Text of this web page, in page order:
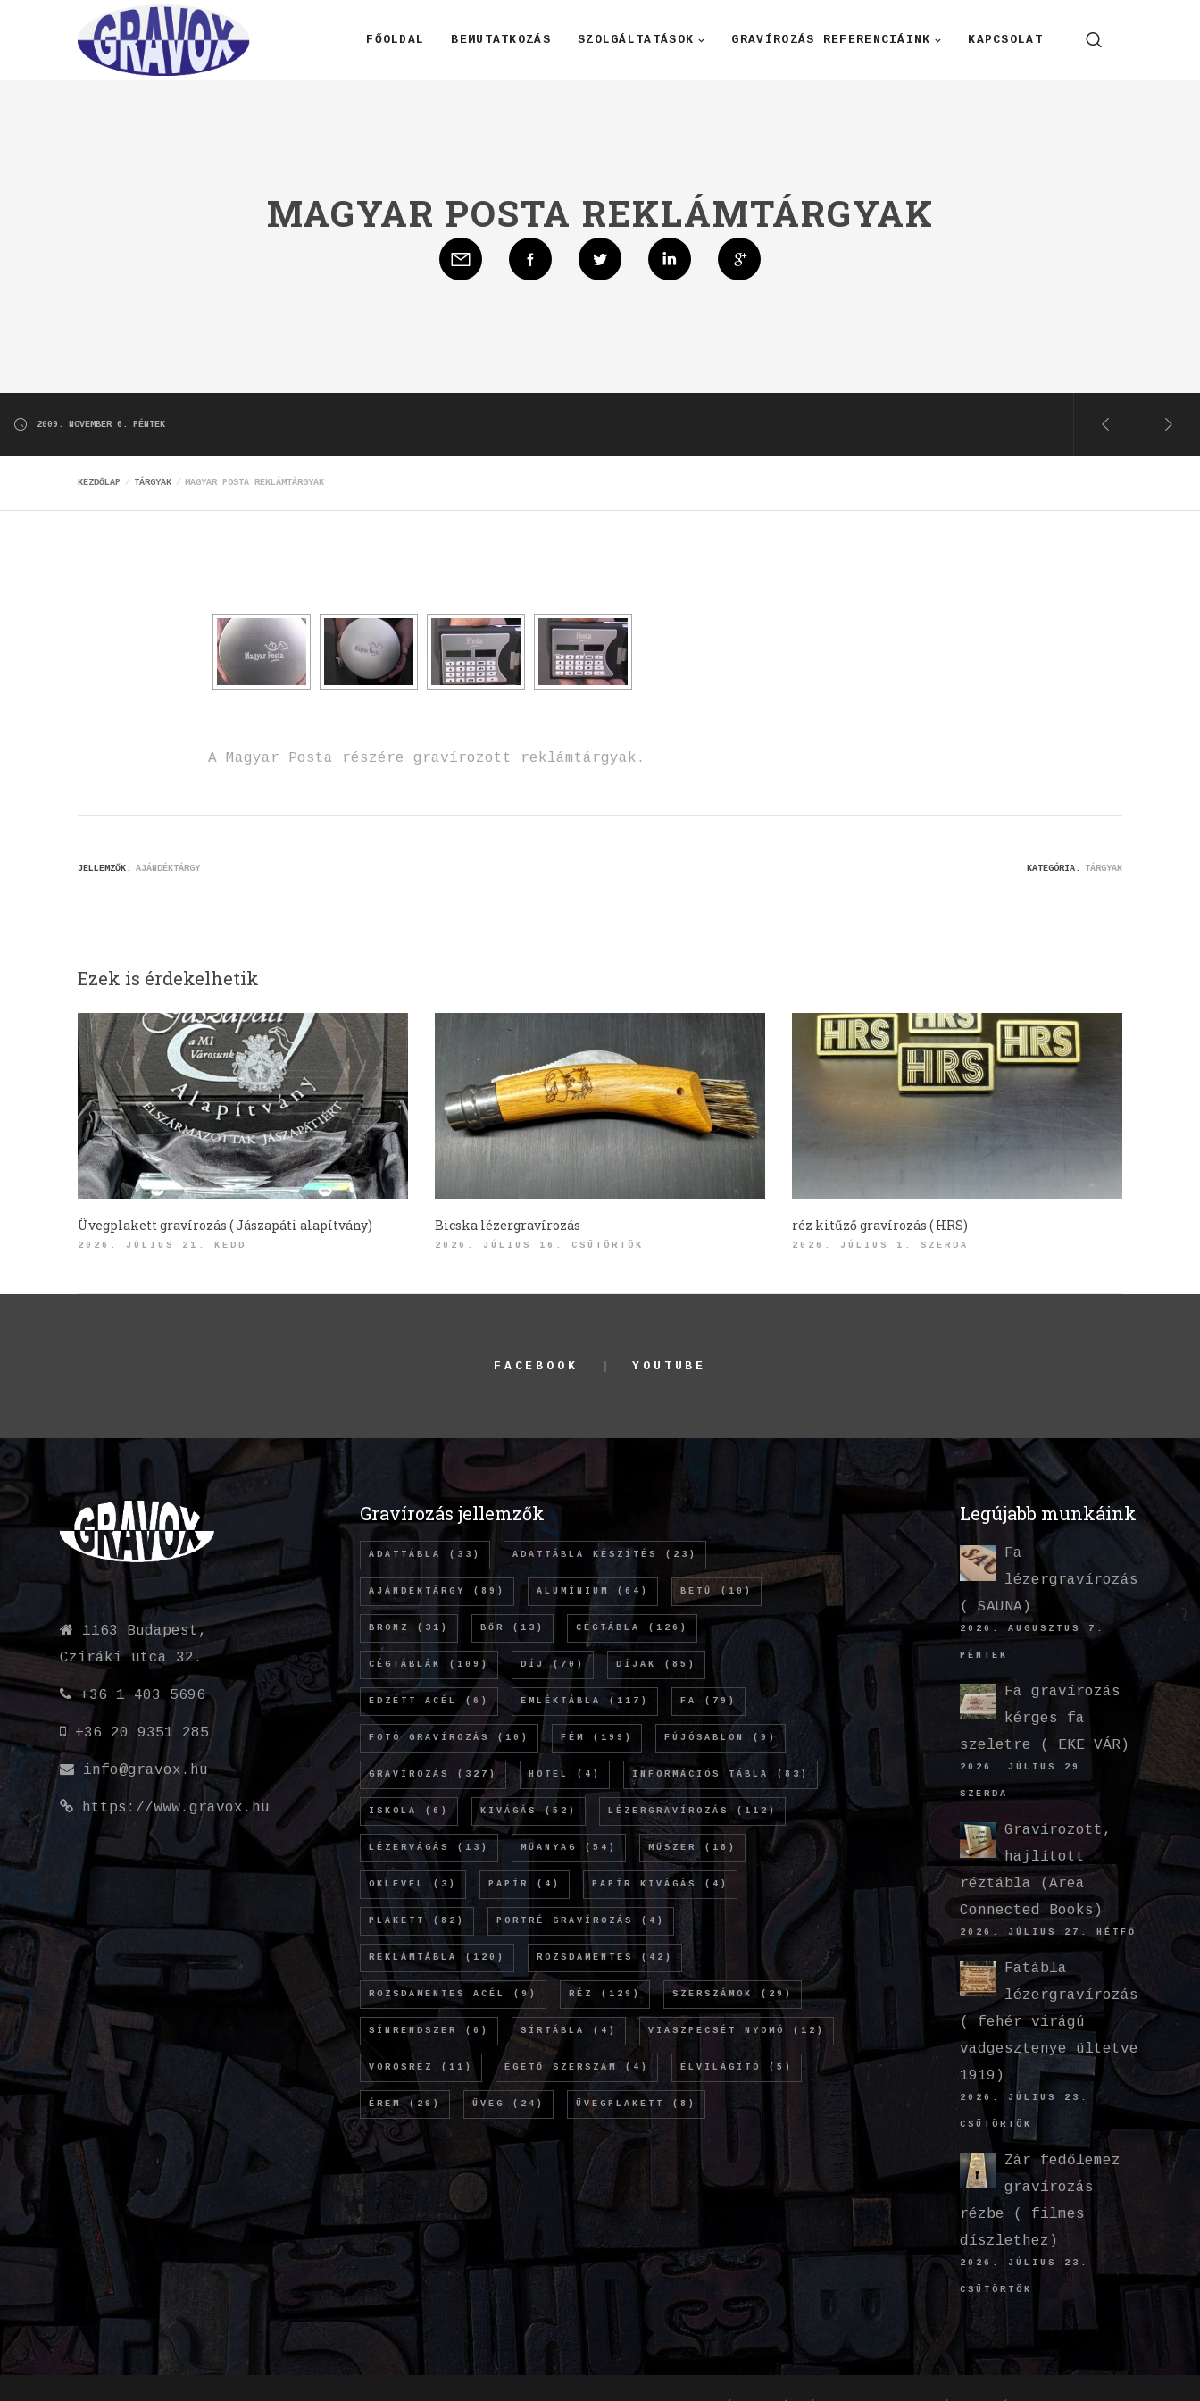
FŐOLDAL BEMUTATKOZÁS SZOLGÁLTATÁSOK GRAVÍROZÁS REFERENCIÁINK KAPCSOLAT
MAGYAR POSTA REKLÁMTÁRGYAK
2009. NOVEMBER 6. PÉNTEK
KEZDŐLAP TÁRGYAK MAGYAR POSTA REKLÁMTÁRGYAK
A Magyar Posta részére gravírozott reklámtárgyak.
JELLEMZŐK: AJÁNDÉKTÁRGY KATEGÓRIA: TÁRGYAK
Ezek is érdekelhetik
Üvegplakett gravírozás ( Jászapáti alapítvány)
2026. JÚLIUS 21. KEDD
Bicska lézergravírozás
2026. JÚLIUS 16. CSÜTÖRTÖK
réz kitűző gravírozás ( HRS)
2026. JÚLIUS 1. SZERDA
FACEBOOK YOUTUBE
1163 Budapest,
Cziráki utca 32.
+36 1 403 5696
+36 20 9351 285
info@gravox.hu
https://www.gravox.hu
Gravírozás jellemzők
ADATTÁBLA (33) ADATTÁBLA KÉSZÍTÉS (23)
AJÁNDÉKTÁRGY (89) ALUMÍNIUM (64) BETŰ (10)
BRONZ (31) BŐR (13) CÉGTÁBLA (126)
CÉGTÁBLÁK (109) DÍJ (70) DÍJAK (85)
EDZETT ACÉL (6) EMLÉKTÁBLA (117) FA (79)
FOTÓ GRAVÍROZÁS (10) FÉM (199) FÚJÓSABLON (9)
GRAVÍROZÁS (327) HOTEL (4) INFORMÁCIÓS TÁBLA (83)
ISKOLA (6) KIVÁGÁS(52) LÉZERGRAVÍROZÁS (112)
LÉZERVÁGÁS (13) MŰANYAG (54) MŰSZER (18)
OKLEVÉL (3) PAPÍR (4) PAPÍR KIVÁGÁS (4)
PLAKETT(82) PORTRÉ GRAVÍROZÁS (4)
REKLÁMTÁBLA (120) ROZSDAMENTES (42)
ROZSDAMENTES ACÉL (9) RÉZ (129) SZERSZÁMOK (29)
SÍNRENDSZER (6) SÍRTÁBLA (4) VIASZPECSÉT NYOMÓ (12)
VÖRÖSRÉZ (11) ÉGETŐ SZERSZÁM (4) ÉLVILÁGÍTÓ (5)
ÉREM(29) ÜVEG (24) ÜVEGPLAKETT (8)
Legújabb munkáink
Fa
lézergravírozás
( SAUNA)
2026. AUGUSZTUS 7.
PÉNTEK
Fa gravírozás
kérges fa
szeletre ( EKE VÁR)
2026. JÚLIUS 29.
SZERDA
Gravírozott,
hajlított
réztábla (Area
Connected Books)
2026. JÚLIUS 27. HÉTFŐ
Fatábla
lézergravírozás
( fehér virágú
vadgesztenye ültetve
1919)
2026. JÚLIUS 23.
CSÜTÖRTÖK
Zár fedőlemez
gravírozás
rézbe ( filmes
díszlethez)
2026. JÚLIUS 23.
CSÜTÖRTÖK